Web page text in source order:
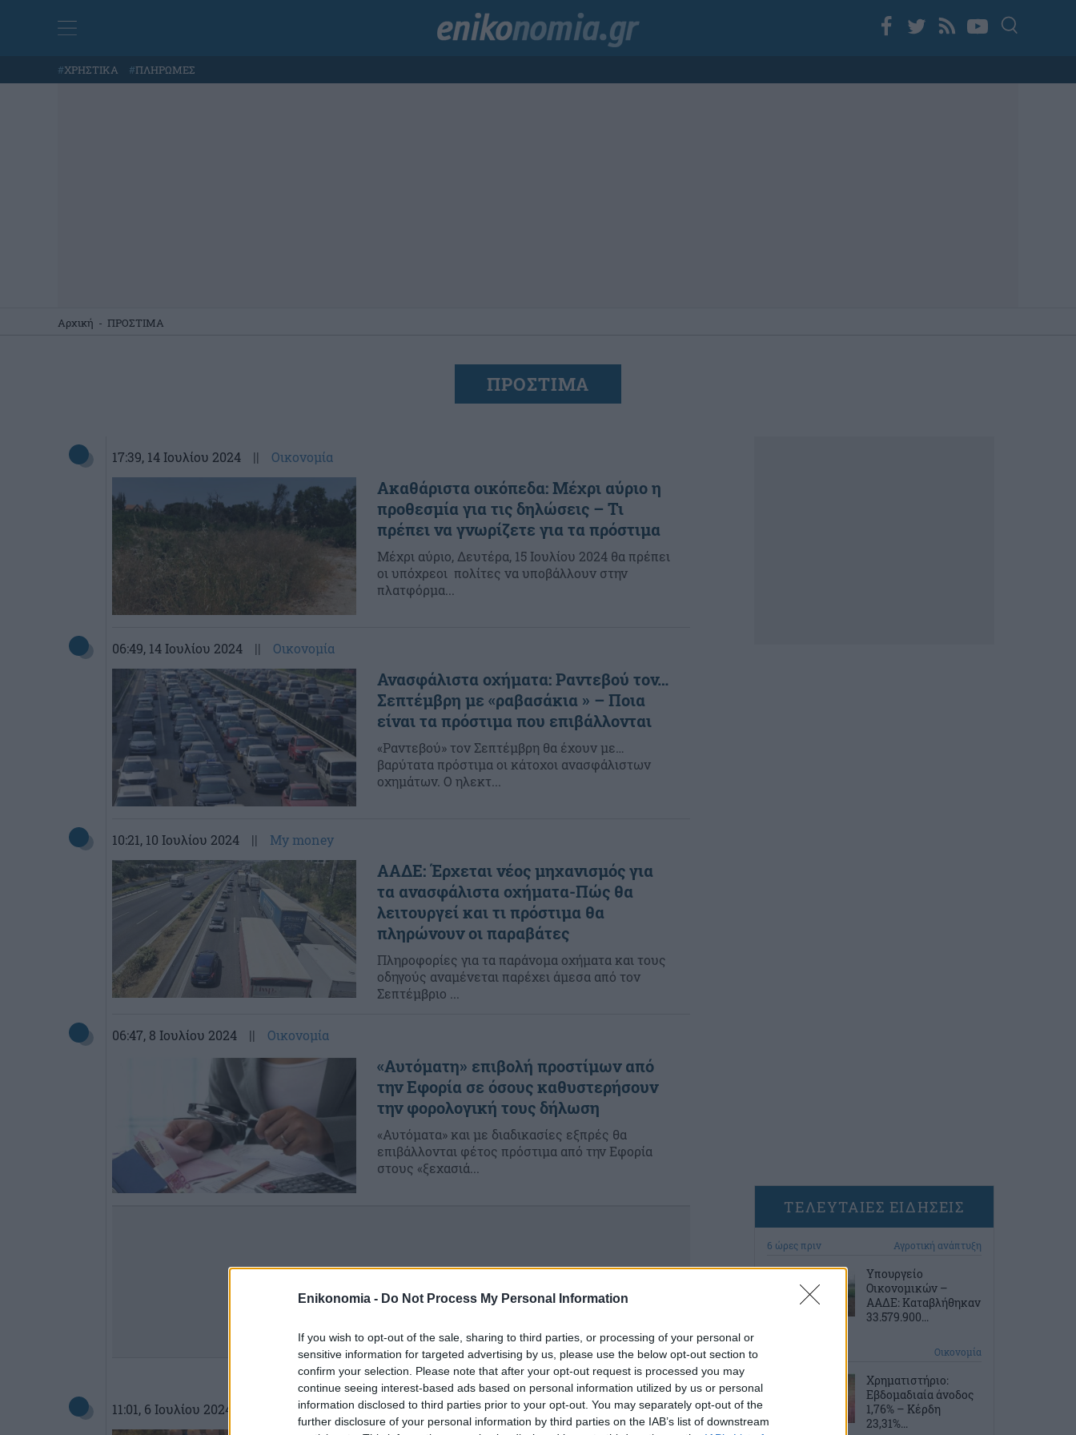
Enikonomia - Do Not Process My Personal Information
If you wish to opt-out of the sale, sharing to third parties, or processing of your personal or
sensitive information for targeted advertising by us, please use the below opt-out section to
confirm your selection. Please note that after your opt-out request is processed you may
continue seeing interest-based ads based on personal information utilized by us or personal
information disclosed to third parties prior to your opt-out. You may separately opt-out of the
further disclosure of your personal information by third parties on the IAB’s list of downstream
#ΧΡΗΣΤΙΚΑ #ΠΛΗΡΩΜΕΣ
Αρχική - ΠΡΟΣΤΙΜΑ
ΠΡΟΣΤΙΜΑ
17:39, 14 Ιουλίου 2024 || Οικονομία
Ακαθάριστα οικόπεδα: Μέχρι αύριο η
προθεσμία για τις δηλώσεις – Τι
πρέπει να γνωρίζετε για τα πρόστιμα
Μέχρι αύριο, Δευτέρα, 15 Ιουλίου 2024 θα πρέπει
οι υπόχρεοι πολίτες να υποβάλλουν στην
πλατφόρμα...
06:49, 14 Ιουλίου 2024 || Οικονομία
Ανασφάλιστα οχήματα: Ραντεβού τον…
Σεπτέμβρη με «ραβασάκια » – Ποια
είναι τα πρόστιμα που επιβάλλονται
«Ραντεβού» τον Σεπτέμβρη θα έχουν με…
βαρύτατα πρόστιμα οι κάτοχοι ανασφάλιστων
οχημάτων. Ο ηλεκτ...
10:21, 10 Ιουλίου 2024 || My money
ΑΑΔΕ: Έρχεται νέος μηχανισμός για
τα ανασφάλιστα οχήματα-Πώς θα
λειτουργεί και τι πρόστιμα θα
πληρώνουν οι παραβάτες
Πληροφορίες για τα παράνομα οχήματα και τους
οδηγούς αναμένεται παρέχει άμεσα από τον
Σεπτέμβριο ...
06:47, 8 Ιουλίου 2024 || Οικονομία
«Αυτόματη» επιβολή προστίμων από
την Εφορία σε όσους καθυστερήσουν
την φορολογική τους δήλωση
«Αυτόματα» και με διαδικασίες εξπρές θα
επιβάλλονται φέτος πρόστιμα από την Εφορία
στους «ξεχασιά...
11:01, 6 Ιουλίου 2024 Επικαιρότητα
ΤΕΛΕΥΤΑΙΕΣ ΕΙΔΗΣΕΙΣ
6 ώρες πριν Αγροτική ανάπτυξη
Υπουργείο
Οικονομικών –
ΑΑΔΕ: Καταβλήθηκαν
33.579.900...
Οικονομία
Χρηματιστήριο:
Εβδομαδιαία άνοδος
1,76% – Κέρδη
23,31%...